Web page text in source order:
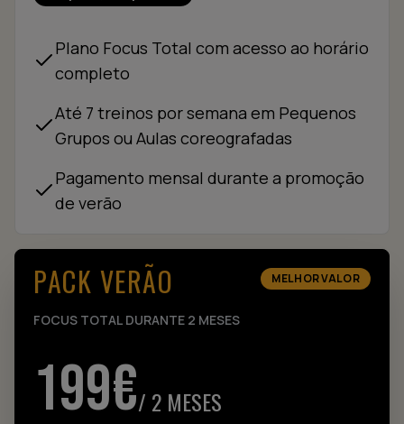
Plano Focus Total com acesso ao horário
completo
Até 7 treinos por semana em Pequenos
Grupos ou Aulas coreografadas
Pagamento mensal durante a promoção
de verão
PACK VERÃO MELHOR VALOR
FOCUS TOTAL DURANTE 2 MESES
199€/ 2 MESES